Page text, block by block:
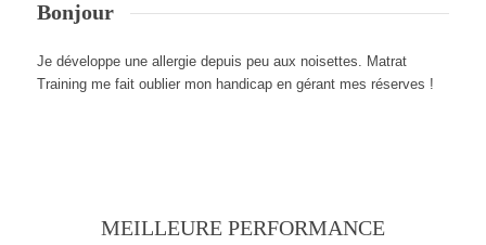
Bonjour
Je développe une allergie depuis peu aux noisettes. Matrat
Training me fait oublier mon handicap en gérant mes réserves !
MEILLEURE PERFORMANCE